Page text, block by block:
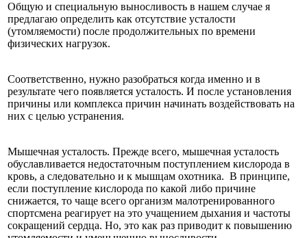
Общую и специальную выносливость в нашем случае я
предлагаю определить как отсутствие усталости
(утомляемости) после продолжительных по времени
физических нагрузок.
Соответственно, нужно разобраться когда именно и в
результате чего появляется усталость. И после установления
причины или комплекса причин начинать воздействовать на
них с целью устранения.
Мышечная усталость. Прежде всего, мышечная усталость
обуславливается недостаточным поступлением кислорода в
кровь, а следовательно и к мышцам охотника. В принципе,
если поступление кислорода по какой либо причине
снижается, то чаще всего организм малотренированного
спортсмена реагирует на это учащением дыхания и частоты
сокращений сердца. Но, это как раз приводит к повышению